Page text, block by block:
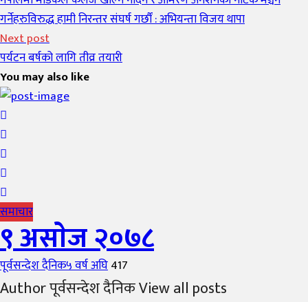
गर्नेहरुविरुद्ध हामी निरन्तर संघर्ष गर्छौं : अभियन्ता विजय थापा
Next post
पर्यटन बर्षको लागि तीव्र तयारी
You may also like
समाचार
९ असाेज २०७८
Author
पूर्वसन्देश दैनिकPosted
on
५ वर्ष अघि417
Author पूर्वसन्देश दैनिक View all posts